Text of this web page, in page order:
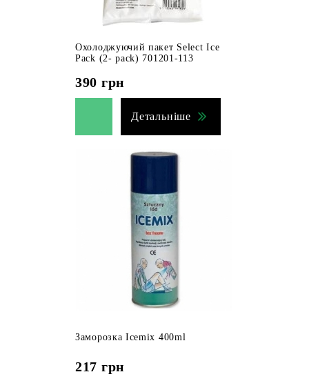
Охолоджуючий пакет Select Ice
Pack (2- pack) 701201-113
390 грн
Детальніше
Заморозка Icemix 400ml
217 грн